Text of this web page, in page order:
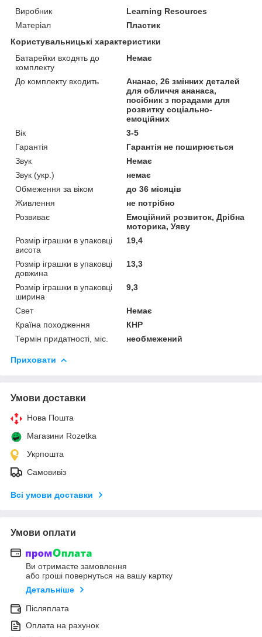
Виробник
Learning Resources
Матеріал
Пластик
Користувальницькі характеристики
Батарейки входять до
комплекту
Немає
До комплекту входить
Ананас, 26 змінних деталей
для обличчя ананаса,
посібник з порадами для
розвитку соціально-
емоційних
Вік
3-5
Гарантія
Гарантія не поширюється
Звук
Немає
Звук (укр.)
немає
Обмеження за віком
до 36 місяців
Живлення
не потрібно
Розвиває
Емоційний розвиток, Дрібна
моторика, Уяву
Розмір іграшки в упаковці
висота
19,4
Розмір іграшки в упаковці
довжина
13,3
Розмір іграшки в упаковці
ширина
9,3
Свет
Немає
Країна походження
КНР
Термін придатності, міс.
необмежений
Приховати
Умови доставки
Нова Пошта
Магазини Rozetka
Укрпошта
Самовивіз
Всі умови доставки
Умови оплати
Ви отримаєте замовлення
або гроші повернуться на вашу картку
Детальніше
Післяплата
Оплата на рахунок